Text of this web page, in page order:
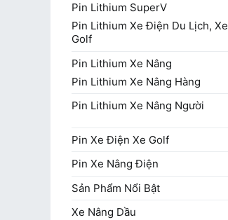
Pin Lithium SuperV
Pin Lithium Xe Điện Du Lịch, Xe
Golf
Pin Lithium Xe Nâng
Pin Lithium Xe Nâng Hàng
Pin Lithium Xe Nâng Người
Pin Xe Điện Xe Golf
Pin Xe Nâng Điện
Sản Phẩm Nổi Bật
Xe Nâng Dầu